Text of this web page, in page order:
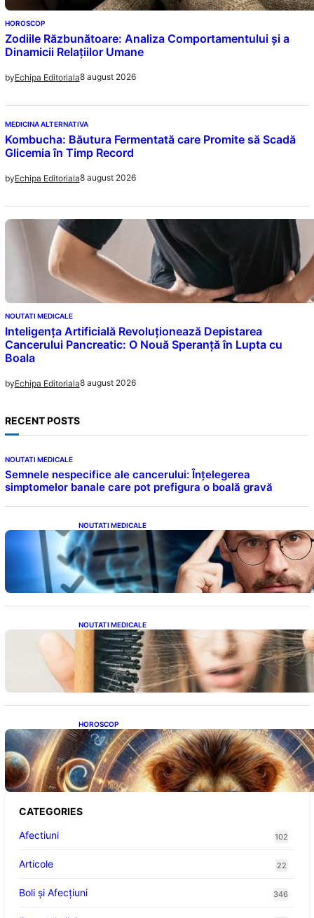
HOROSCOP
Zodiile Răzbunătoare: Analiza Comportamentului și a
Dinamicii Relațiilor Umane
byEchipa Editoriala8 august 2026
MEDICINA ALTERNATIVA
Kombucha: Băutura Fermentată care Promite să Scadă
Glicemia în Timp Record
byEchipa Editoriala8 august 2026
NOUTATI MEDICALE
Inteligența Artificială Revoluționează Depistarea
Cancerului Pancreatic: O Nouă Speranță în Lupta cu
Boala
byEchipa Editoriala8 august 2026
RECENT POSTS
NOUTATI MEDICALE
Semnele nespecifice ale cancerului: Înțelegerea
simptomelor banale care pot prefigura o boală gravă
NOUTATI MEDICALE
Inteligența dincolo de note: Semnele unui IQ
ridicat care nu țin de școală
NOUTATI MEDICALE
Semnele unei deficiențe de proteine:
Impactul asupra sănătății tale
HOROSCOP
Portalul Leului 8/8: Oportunități de
Abundență pentru Cinci Zodii în 2026
CATEGORIES
Afectiuni
102
Articole 22
Boli și Afecțiuni 346